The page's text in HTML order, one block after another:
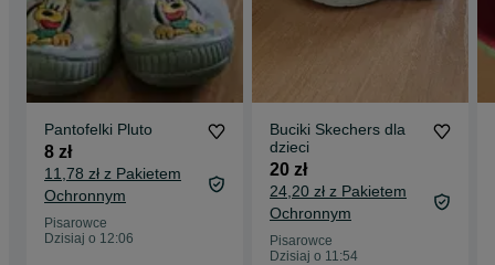
Pantofelki Pluto
8 zł
11,78 zł z Pakietem
Ochronnym
Pisarowce
Dzisiaj o 12:06
Buciki Skechers dla
dzieci
20 zł
24,20 zł z Pakietem
Ochronnym
Pisarowce
Dzisiaj o 11:54